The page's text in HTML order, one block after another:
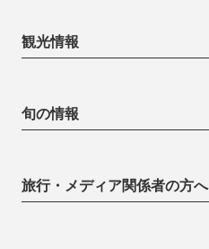
観光情報
旬の情報
旅行・メディア関係者の方へ